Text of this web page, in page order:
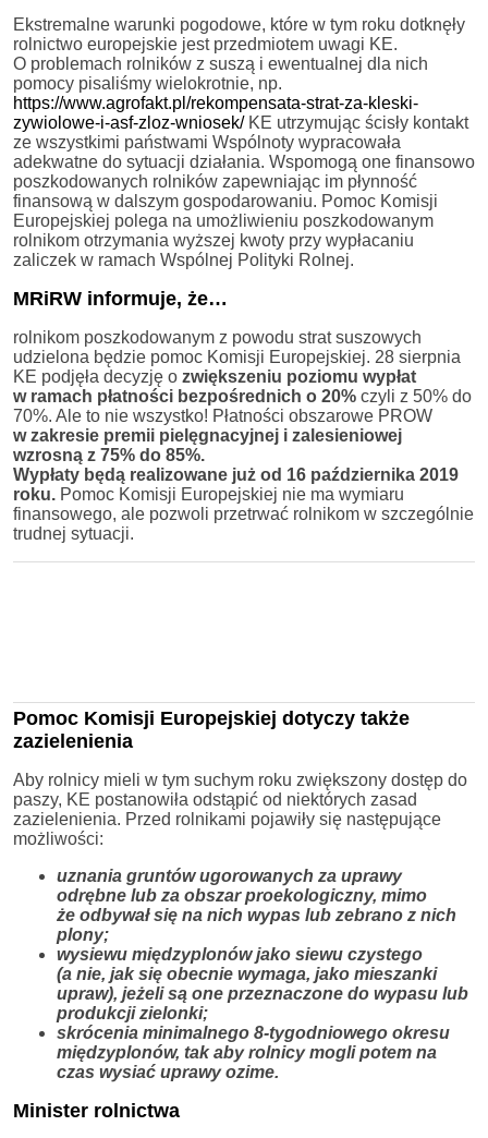
Ekstremalne warunki pogodowe, które w tym roku dotknęły
rolnictwo europejskie jest przedmiotem uwagi KE.
O problemach rolników z suszą i ewentualnej dla nich
pomocy pisaliśmy wielokrotnie, np.
https://www.agrofakt.pl/rekompensata-strat-za-kleski-
zywiolowe-i-asf-zloz-wniosek/KE utrzymując ścisły kontakt
ze wszystkimi państwami Wspólnoty wypracowała
adekwatne do sytuacji działania. Wspomogą one finansowo
poszkodowanych rolników zapewniając im płynność
finansową w dalszym gospodarowaniu. Pomoc Komisji
Europejskiej polega na umożliwieniu poszkodowanym
rolnikom otrzymania wyższej kwoty przy wypłacaniu
zaliczek w ramach Wspólnej Polityki Rolnej.
MRiRW informuje, że…
rolnikom poszkodowanym z powodu strat suszowych
udzielona będzie pomoc Komisji Europejskiej. 28 sierpnia
KE podjęła decyzję o zwiększeniu poziomu wypłat
w ramach płatności bezpośrednich o 20% czyli z 50% do
70%. Ale to nie wszystko! Płatności obszarowe PROW
w zakresie premii pielęgnacyjnej i zalesieniowej
wzrosną z 75% do 85%.
Wypłaty będą realizowane już od 16 października 2019
roku. Pomoc Komisji Europejskiej nie ma wymiaru
finansowego, ale pozwoli przetrwać rolnikom w szczególnie
trudnej sytuacji.
Pomoc Komisji Europejskiej dotyczy także
zazielenienia
Aby rolnicy mieli w tym suchym roku zwiększony dostęp do
paszy, KE postanowiła odstąpić od niektórych zasad
zazielenienia. Przed rolnikami pojawiły się następujące
możliwości:
uznania gruntów ugorowanych za uprawy
odrębne lub za obszar proekologiczny, mimo
że odbywał się na nich wypas lub zebrano z nich
plony;
wysiewu międzyplonów jako siewu czystego
(a nie, jak się obecnie wymaga, jako mieszanki
upraw), jeżeli są one przeznaczone do wypasu lub
produkcji zielonki;
skrócenia minimalnego 8-tygodniowego okresu
międzyplonów, tak aby rolnicy mogli potem na
czas wysiać uprawy ozime.
Minister rolnictwa